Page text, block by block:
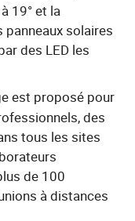
19° et la
solaires
des LED les
est proposé pour
des
tous les sites
de 100
à distances